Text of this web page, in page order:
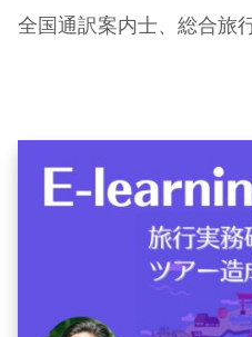
全国通訳案内士、総合旅